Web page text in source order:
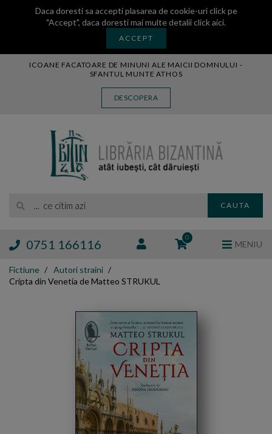
Daca doresti sa accepti plasarea de cookie-uri click pe
"Accept", daca doresti mai multe detaliiclick aici.
ACCEPT
ICOANE FACATOARE DE MINUNI ALE MAICII DOMNULUI -
SFANTUL MUNTE ATHOS
DESCOPERA
CAUTA
0751 166116 0
MENIU
MANASTIREA VATOPEDI
BLOG
TAMAIE
Fictiune
Autori straini
Cripta din Venetia de Matteo STRUKUL